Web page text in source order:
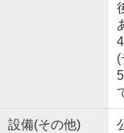
(
設備(その他)